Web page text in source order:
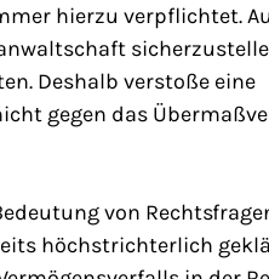
hierzu verpflichtet.
Deshalb verstoße eine
gegen das
von
höchstrichterlich